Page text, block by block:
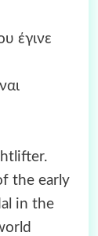
έγινε
the early
in the